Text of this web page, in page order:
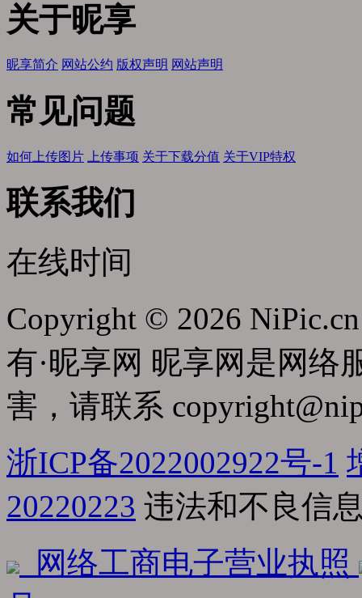
关于昵享
昵享简介 网站公约 版权声明 网站声明
常见问题
如何上传图片 上传事项 关于下载分值 关于VIP特权
联系我们
在线时间
Copyright © 2026
有·昵享网 昵享网是网络
害，请联系
浙ICP备2022002922号-1
20220223 违法和不良信
网络工商电子营业执照